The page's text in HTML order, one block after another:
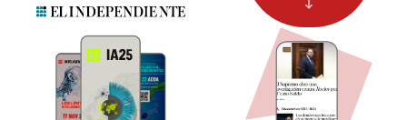
Quiénes somos
Especificaciones